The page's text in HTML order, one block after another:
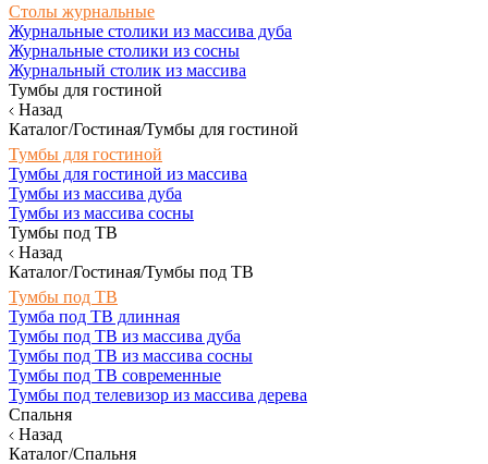
Столы журнальные
Журнальные столики из массива дуба
Журнальные столики из сосны
Журнальный столик из массива
Тумбы для гостиной
Назад
Каталог/Гостиная/Тумбы для гостиной
Тумбы для гостиной
Тумбы для гостиной из массива
Тумбы из массива дуба
Тумбы из массива сосны
Тумбы под ТВ
Назад
Каталог/Гостиная/Тумбы под ТВ
Тумбы под ТВ
Тумба под ТВ длинная
Тумбы под ТВ из массива дуба
Тумбы под ТВ из массива сосны
Тумбы под ТВ современные
Тумбы под телевизор из массива дерева
Спальня
Назад
Каталог/Спальня